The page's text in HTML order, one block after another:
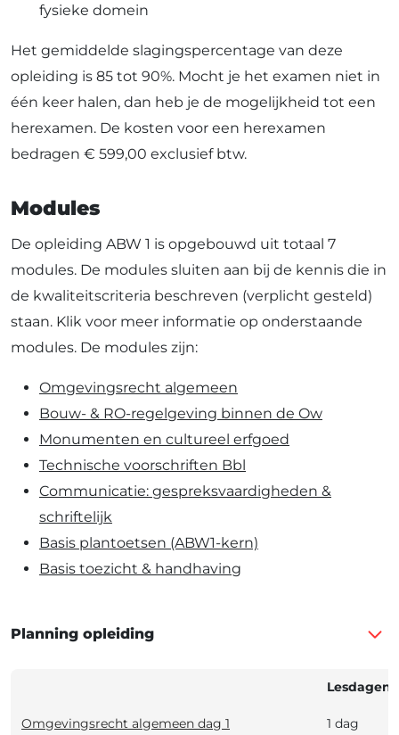
fysieke domein
Het gemiddelde slagingspercentage van deze
opleiding is 85 tot 90%. Mocht je het examen niet in
één keer halen, dan heb je de mogelijkheid tot een
herexamen. De kosten voor een herexamen
bedragen € 599,00 exclusief btw.
Modules
De opleiding ABW 1 is opgebouwd uit totaal 7
modules. De modules sluiten aan bij de kennis die in
de kwaliteitscriteria beschreven (verplicht gesteld)
staan. Klik voor meer informatie op onderstaande
modules. De modules zijn:
Omgevingsrecht algemeen
Bouw- & RO-regelgeving binnen de Ow
Monumenten en cultureel erfgoed
Technische voorschriften Bbl
Communicatie: gespreksvaardigheden &
schriftelijk
Basis plantoetsen (ABW1-kern)
Basis toezicht & handhaving
Planning opleiding
Lesdagen
Omgevingsrecht algemeen dag 1 1 dag